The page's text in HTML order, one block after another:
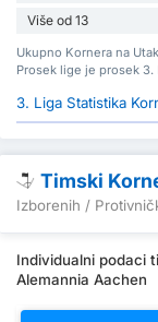
Više od 13
Ukupno Kornera na
Prosek lige je prosek 3.
3. Liga Statistika
Timski
Izborenih /
Individualni podaci
Alemannia Aachen